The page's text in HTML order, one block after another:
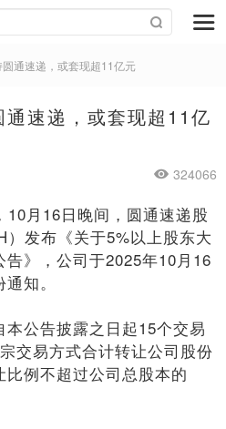
通速递，或套现超11亿元
速递，或套现超11亿
324066
月16日晚间，圆通速递股
发布《关于5%以上股东大
》，公司于2025年10月16
知。
公告披露之日起15个交易
交易方式合计转让公司股份
例不超过公司总股本的